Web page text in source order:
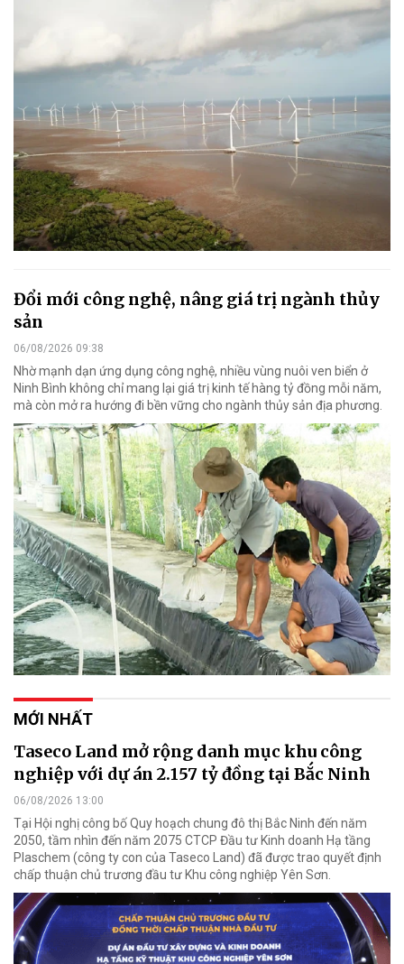
Đổi mới công nghệ, nâng giá trị ngành thủy
sản
06/08/2026 09:38
Nhờ mạnh dạn ứng dụng công nghệ, nhiều vùng nuôi ven biển ở
Ninh Bình không chỉ mang lại giá trị kinh tế hàng tỷ đồng mỗi năm,
mà còn mở ra hướng đi bền vững cho ngành thủy sản địa phương.
MỚI NHẤT
Taseco Land mở rộng danh mục khu công
nghiệp với dự án 2.157 tỷ đồng tại Bắc Ninh
06/08/2026 13:00
Tại Hội nghị công bố Quy hoạch chung đô thị Bắc Ninh đến năm
2050, tầm nhìn đến năm 2075 CTCP Đầu tư Kinh doanh Hạ tầng
Plaschem (công ty con của Taseco Land) đã được trao quyết định
chấp thuận chủ trương đầu tư Khu công nghiệp Yên Sơn.